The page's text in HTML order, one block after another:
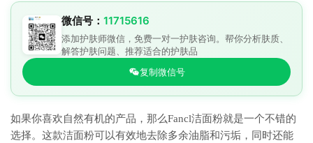
微信号： 11715616
添加护肤师微信，免费一对一护肤咨询。帮你分析肤质、
解答护肤问题、推荐适合的护肤品
复制微信号
如果你喜欢自然有机的产品，那么Fancl洁面粉就是一个不错的
选择。这款洁面粉可以有效地去除多余油脂和污垢，同时还能